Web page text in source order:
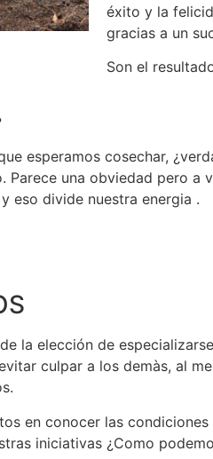
éxito y la
gracias a un
Son el
esperamos cosechar,
una obviedad pero a
eso divide nuestra energia .
la elección de
culpar a los demàs, al
en conocer las
iniciativas ¿Como